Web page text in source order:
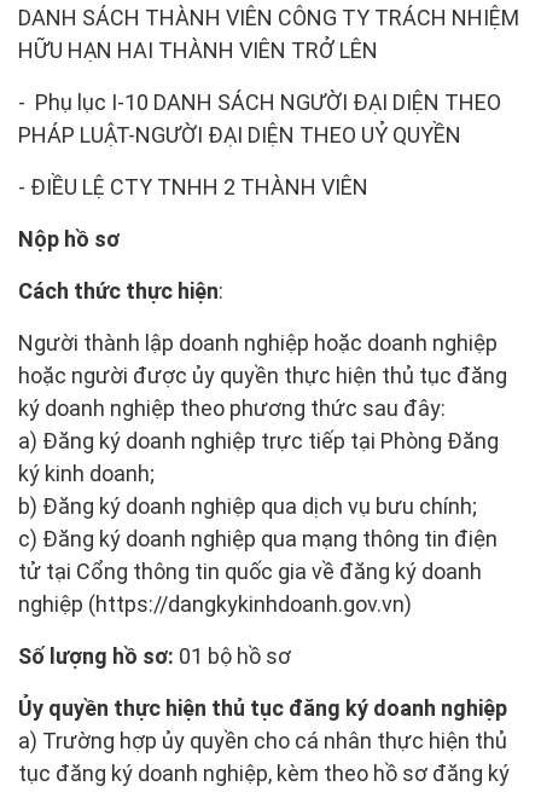
DANH SÁCH THÀNH VIÊN CÔNG TY TRÁCH NHIỆM
HỮU HẠN HAI THÀNH VIÊN TRỞ LÊN
- Phụ lục I-10 DANH SÁCH NGƯỜI ĐẠI DIỆN THEO
PHÁP LUẬT-NGƯỜI ĐẠI DIỆN THEO UỶ QUYỀN
- ĐIỀU LỆ CTY TNHH 2 THÀNH VIÊN
Nộp hồ sơ
Cách thức thực hiện:
Người thành lập doanh nghiệp hoặc doanh nghiệp
hoặc người được ủy quyền thực hiện thủ tục đăng
ký doanh nghiệp theo phương thức sau đây:
a) Đăng ký doanh nghiệp trực tiếp tại Phòng Đăng
ký kinh doanh;
b) Đăng ký doanh nghiệp qua dịch vụ bưu chính;
c) Đăng ký doanh nghiệp qua mạng thông tin điện
tử tại Cổng thông tin quốc gia về đăng ký doanh
nghiệp (https://dangkykinhdoanh.gov.vn)
Số lượng hồ sơ: 01 bộ hồ sơ
Ủy quyền thực hiện thủ tục đăng ký doanh nghiệp
a) Trường hợp ủy quyền cho cá nhân thực hiện thủ
tục đăng ký doanh nghiệp, kèm theo hồ sơ đăng ký